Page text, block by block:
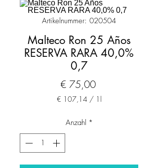
Artikelnummer: 020504
Malteco Ron 25 Años
RESERVA RARA 40,0%
0,7
€ 75,00Preis
€ 107,14 / 1l
pro
1
Anzahl *